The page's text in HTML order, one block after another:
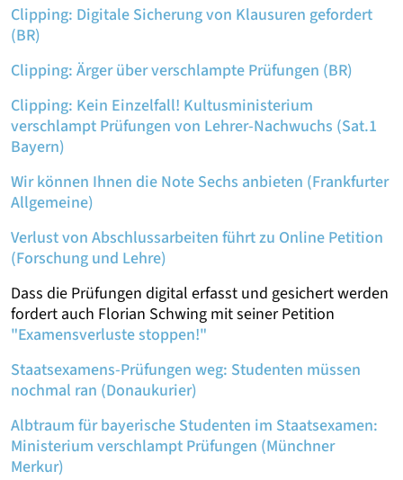
Clipping: Digitale Sicherung von Klausuren gefordert
(BR)
Clipping: Ärger über verschlampte Prüfungen (BR)
Clipping: Kein Einzelfall! Kultusministerium
verschlampt Prüfungen von Lehrer-Nachwuchs (Sat.1
Bayern)
Wir können Ihnen die Note Sechs anbieten (Frankfurter
Allgemeine)
Verlust von Abschlussarbeiten führt zu Online Petition
(Forschung und Lehre)
Dass die Prüfungen digital erfasst und gesichert werden
fordert auch Florian Schwing mit seiner Petition
"Examensverluste stoppen!"
Staatsexamens-Prüfungen weg: Studenten müssen
nochmal ran (Donaukurier)
Albtraum für bayerische Studenten im Staatsexamen:
Ministerium verschlampt Prüfungen (Münchner
Merkur)